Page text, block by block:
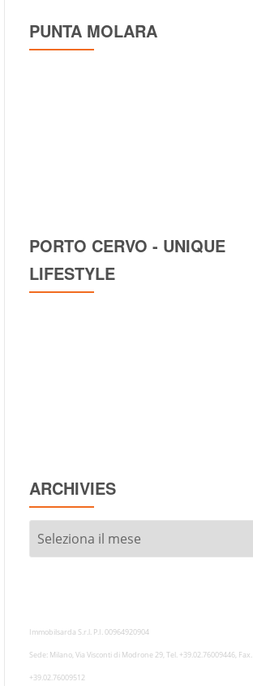
PUNTA MOLARA
PORTO CERVO - UNIQUE
LIFESTYLE
ARCHIVIES
Archivies
Immobilsarda S.r.l. P.I. 00964920904
Sede: Milano, Via Visconti di Modrone 29, Tel. +39.02.76009446, Fax.
+39.02.76009512